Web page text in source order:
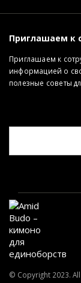
Приглашаем к
Приглашаем к
информацией о
полезные советы
© Copyright 2023.